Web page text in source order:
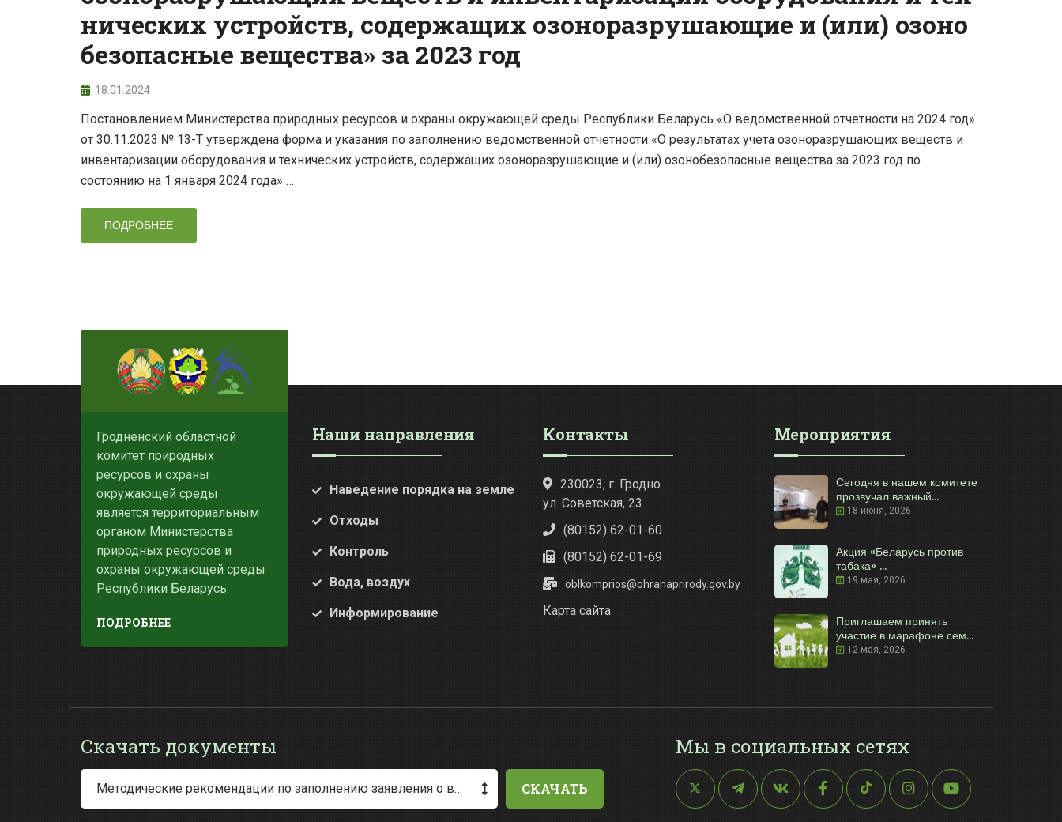
нических устройств, содержащих озоноразрушающие и (или) озоно
безопасные вещества» за 2023 год
18.01.2024
Постановлением Министерства природных ресурсов и охраны окружающей среды Республики Беларусь «О ведомственной отчетности на 2024 год»
от 30.11.2023 № 13-Т утверждена форма и указания по заполнению ведомственной отчетности «О результатах учета озоноразрушающих веществ и
инвентаризации оборудования и технических устройств, содержащих озоноразрушающие и (или) озонобезопасные вещества за 2023 год по
состоянию на 1 января 2024 года» …
ПОДРОБНЕЕ
Гродненский областной
комитет природных
ресурсов и охраны
окружающей среды
является территориальным
органом Министерства
природных ресурсов и
охраны окружающей среды
Республики Беларусь.
ПОДРОБНЕЕ
Наши направления
Наведение порядка на земле
Отходы
Контроль
Вода, воздух
Информирование
Контакты
230023, г. Гродно
ул. Советская, 23
(80152) 62-01-60
(80152) 62-01-69
oblkomprios@ohranaprirody.gov.by
Карта сайта
Мероприятия
Сегодня в нашем комитете
прозвучал важный...
18 июня, 2026
Акция «Беларусь против
табака» ...
19 мая, 2026
Приглашаем принять
участие в марафоне сем...
12 мая, 2026
Скачать документы
Методические рекомендации по заполнению заявления о выдаче разрешения на специальное водопользование СКАЧАТЬ
Мы в социальных сетях